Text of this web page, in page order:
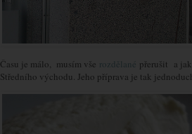
Času je málo, musím vše rozdělané přerušit a
Středního východu. Jeho příprava je tak